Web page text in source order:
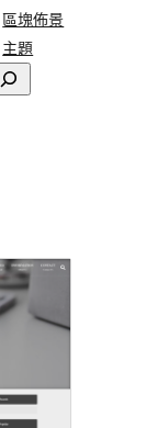
區塊佈景
主題